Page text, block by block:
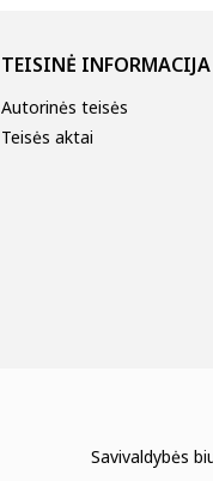
TEISINĖ INFORMACIJA
Autorinės teisės
Teisės aktai
Savivaldybės